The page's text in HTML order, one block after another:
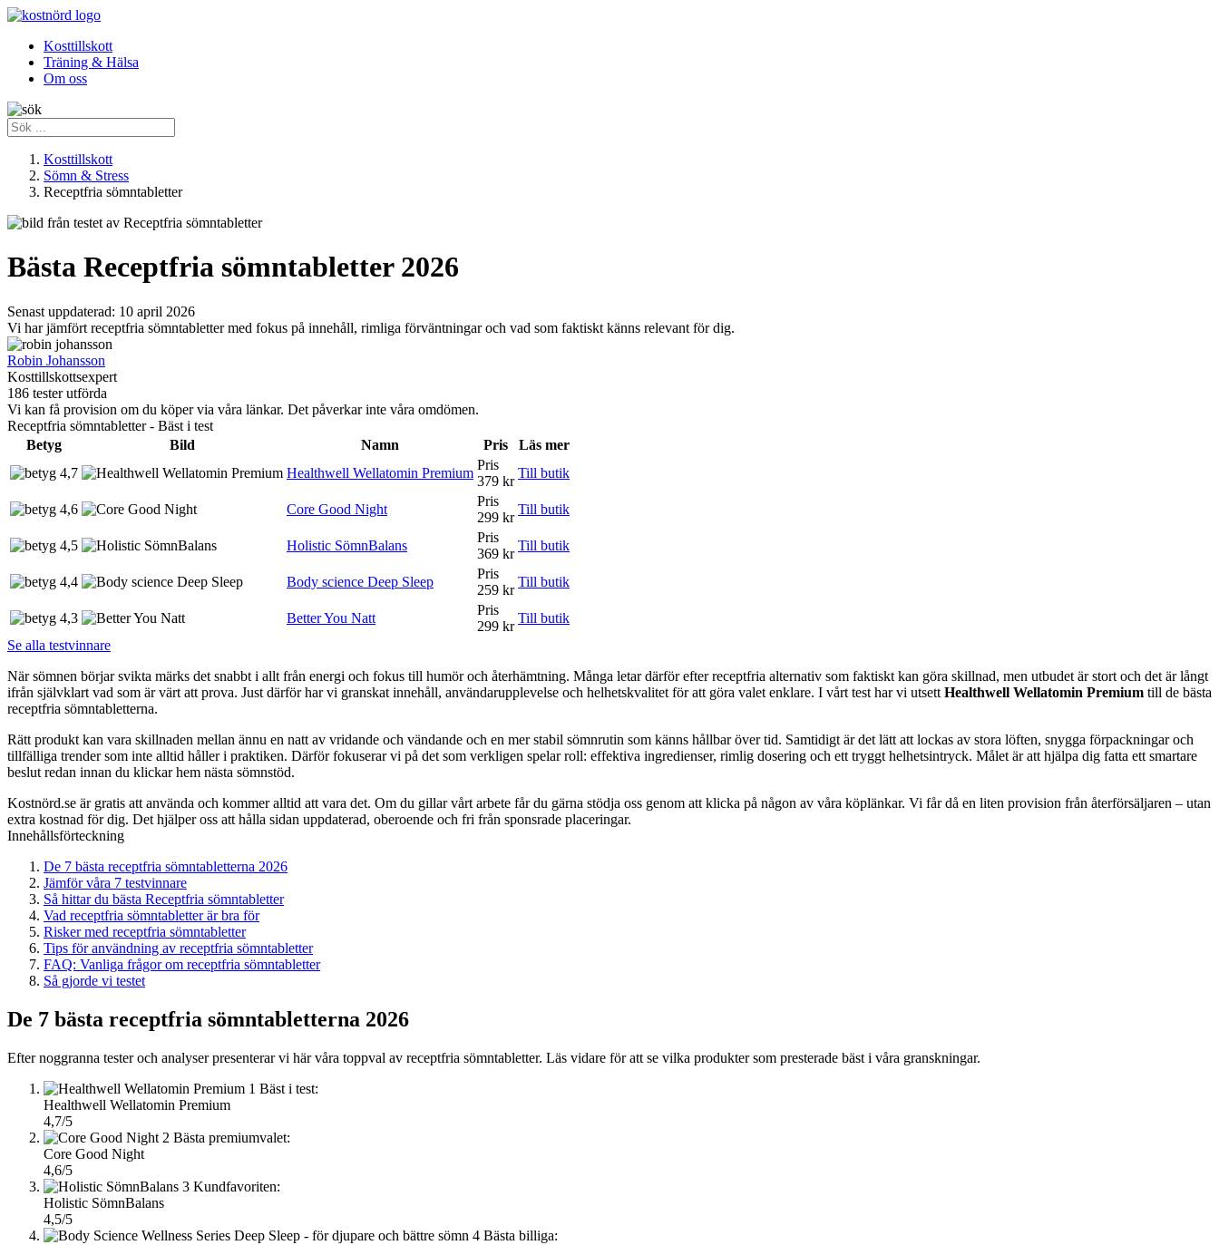
Kosttillskott
Träning & Hälsa
Om oss
Kosttillskott
Sömn & Stress
Receptfria sömntabletter
Bästa Receptfria sömntabletter 2026
Senast uppdaterad: 10 april 2026
Vi har jämfört receptfria sömntabletter med fokus på innehåll, rimliga förväntningar och vad som faktiskt känns relevant för dig.
Robin Johansson
Kosttillskottsexpert
186 tester utförda
Vi kan få provision om du köper via våra länkar. Det påverkar inte våra omdömen.
Receptfria sömntabletter - Bäst i test
Betyg
Bild Namn Pris
Läs mer
4,7
Healthwell Wellatomin Premium
Pris
379 kr
Till butik
4,6 Core Good Night
Pris
299 kr
Till butik
4,5 Holistic SömnBalans
Pris
369 kr
Till butik
4,4 Body science Deep Sleep
Pris
259 kr
Till butik
4,3 Better You Natt
Pris
299 kr
Till butik
Se alla testvinnare
När sömnen börjar svikta märks det snabbt i allt från energi och fokus till humör och återhämtning. Många letar därför efter receptfria alternativ som faktiskt kan göra skillnad, men utbudet är stort och det är långt
ifrån självklart vad som är värt att prova. Just därför har vi granskat innehåll, användarupplevelse och helhetskvalitet för att göra valet enklare. I vårt test har vi utsett Healthwell Wellatomin Premium till de bästa
receptfria sömntabletterna.
Rätt produkt kan vara skillnaden mellan ännu en natt av vridande och vändande och en mer stabil sömnrutin som känns hållbar över tid. Samtidigt är det lätt att lockas av stora löften, snygga förpackningar och
tillfälliga trender som inte alltid håller i praktiken. Därför fokuserar vi på det som verkligen spelar roll: effektiva ingredienser, rimlig dosering och ett tryggt helhetsintryck. Målet är att hjälpa dig fatta ett smartare
beslut redan innan du klickar hem nästa sömnstöd.
Kostnörd.se är gratis att använda och kommer alltid att vara det. Om du gillar vårt arbete får du gärna stödja oss genom att klicka på någon av våra köplänkar. Vi får då en liten provision från återförsäljaren – utan
extra kostnad för dig. Det hjälper oss att hålla sidan uppdaterad, oberoende och fri från sponsrade placeringar.
Innehållsförteckning
De 7 bästa receptfria sömntabletterna 2026
Jämför våra 7 testvinnare
Så hittar du bästa Receptfria sömntabletter
Vad receptfria sömntabletter är bra för
Risker med receptfria sömntabletter
Tips för användning av receptfria sömntabletter
FAQ: Vanliga frågor om receptfria sömntabletter
Så gjorde vi testet
De 7 bästa receptfria sömntabletterna 2026
Efter noggranna tester och analyser presenterar vi här våra toppval av receptfria sömntabletter. Läs vidare för att se vilka produkter som presterade bäst i våra granskningar.
1 Bäst i test:
Healthwell Wellatomin Premium
4,7/5
2 Bästa premiumvalet:
Core Good Night
4,6/5
3 Kundfavoriten:
Holistic SömnBalans
4,5/5
4 Bästa billiga: